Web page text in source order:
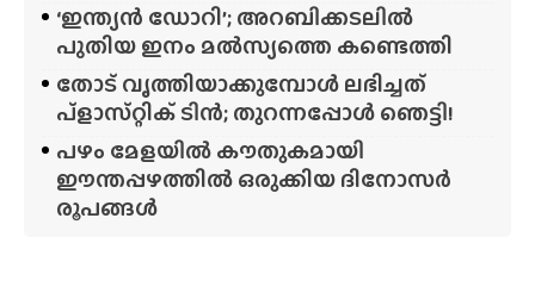
‘ഇന്ത്യൻ ഡോറി’; അറബിക്കടലിൽ
പുതിയ ഇനം മൽസ്യത്തെ കണ്ടെത്തി
തോട് വൃത്തിയാക്കുമ്പോൾ ലഭിച്ചത്
പ്‌ളാസ്‌റ്റിക് ടിൻ; തുറന്നപ്പോൾ ഞെട്ടി!
പഴം മേളയിൽ കൗതുകമായി
ഈന്തപ്പഴത്തിൽ ഒരുക്കിയ ദിനോസർ
രൂപങ്ങൾ